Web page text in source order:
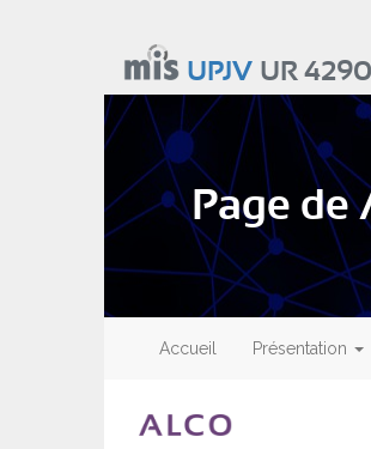
UPJVUR 4290
Page de
Main
navigation
Accueil Présentation